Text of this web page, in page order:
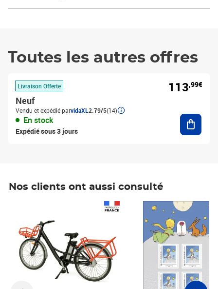
Toutes les autres offres
Livraison Offerte
Neuf
Vendu et expédié parvidaXL 2.79/5(14)
En stock
Expédié sous 3 jours
113,99€
Nos clients ont aussi consulté
Prix 7,50€